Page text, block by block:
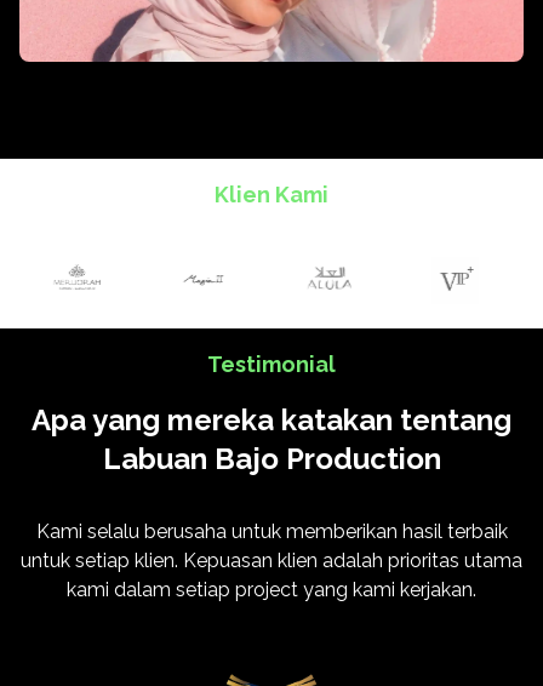
Klien Kami
Testimonial
Apa yang mereka katakan tentang
Labuan Bajo Production
Kami selalu berusaha untuk memberikan hasil terbaik
untuk setiap klien. Kepuasan klien adalah prioritas utama
kami dalam setiap project yang kami kerjakan.